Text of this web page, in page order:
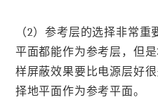
（2）参考层的选择非常
平面都能作为参考层，但
样屏蔽效果要比电源层好
择地平面作为参考平面。